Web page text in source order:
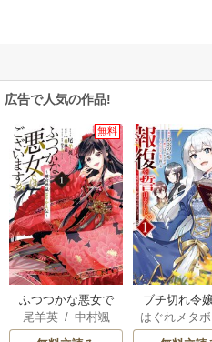
広告で人気の作品!
無料
ふつつかな悪女で
はございますが ～
雛宮蝶鼠とりかえ
尾羊英/ 中村颯
希
/ ゆき哉
ブチ切れ令
復を誓いま
はぐれメタボ
おのいも /